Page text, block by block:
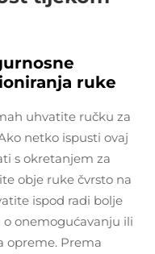
ruke
uhvatite ručku za
netko ispusti ovaj
s okretanjem za
obje ruke čvrsto na
ispod radi bolje
onemogućavanju ili
opreme. Prema